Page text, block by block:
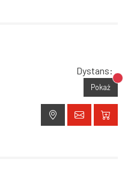
Dystans:
Pokaż